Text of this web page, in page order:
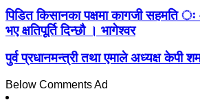
पिडित किसानका पक्षमा कागजी सहमति
भए क्षतिपूर्ति दिन्छौ । भागेश्वर
पुर्व प्रधानमन्त्री तथा एमाले अध्यक्ष केपी
Below Comments Ad